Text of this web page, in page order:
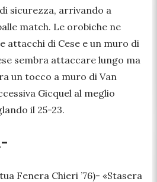
sicurezza, arrivando a
match. Le orobiche ne
attacchi di Cese e un muro di
sembra attaccare lungo ma
un tocco a muro di Van
Gicquel al meglio
il 25-23.
Fenera Chieri ’76)- «Stasera